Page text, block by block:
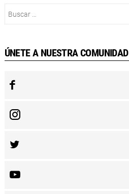
ÚNETE A NUESTRA COMUNIDAD